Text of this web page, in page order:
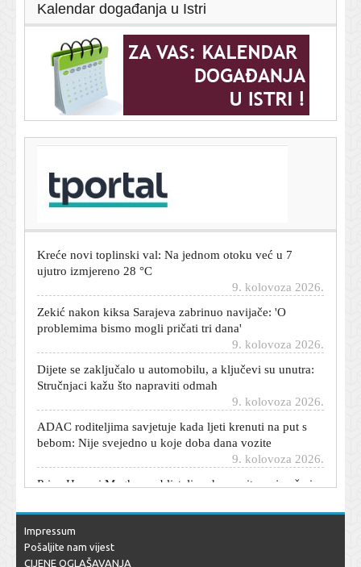
Kalendar događanja u Istri
Daliću je bio prvotimac na SP-u: Sada radi veliki transfer
i dolazi kod Modrića u Milan?
ujutro izmjereno 28 °C
problemima bismo mogli pričati tri dana'
9. kolovoza 2026.
Stručnjaci kažu što napraviti odmah
bebom: Nije svejedno u koje doba dana vozite
9. kolovoza 2026.
Meghan odala počast Dijani jednim detaljem
Boban sve dogovorio s Livakovićem, Dinamo sada čeka
samo jednu stvar
Impressum
Pošaljite nam vijest
CIJENE OGLAŠAVANJA